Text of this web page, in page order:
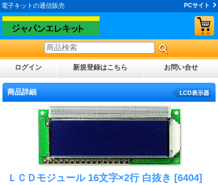
電子キットの通信販売 PCサイト
ログイン 新規登録はこちら お問い合せ
商品詳細 LCD表示器
ＬＣＤモジュール 16文字×2行 白抜き [6404]